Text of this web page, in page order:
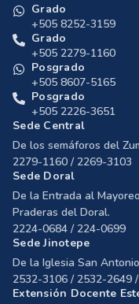
Grado
+505 8252-3159
Grado
+505 2279-1160
Posgrado
+505 8607-5165
Posgrado
+505 2226-3651
Sede Central
De los semáforos del
2279-1160 / 2269-3103
Sede Doral
De la Entrada al
Praderas del Doral.
2224-0684 / 224-0699
Sede Jinotepe
De la Iglesia San
2532-3106 / 2532-2649
Extensión Docente